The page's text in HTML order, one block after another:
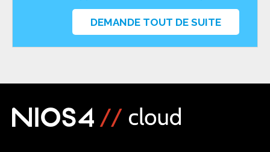
DEMANDE TOUT DE SUITE